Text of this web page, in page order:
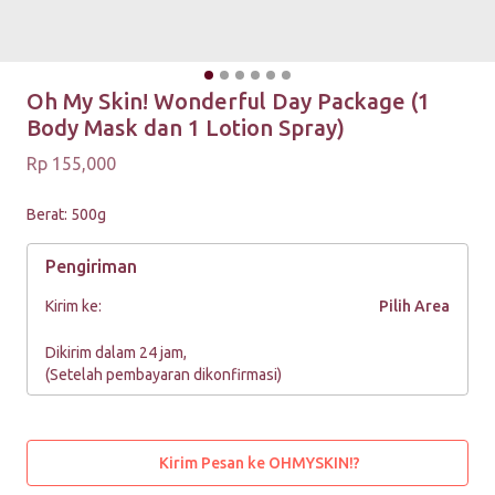
Oh My Skin! Wonderful Day Package (1
Body Mask dan 1 Lotion Spray)
Rp 155,000
Berat: 500g
Pengiriman
Kirim ke: Pilih Area
Dikirim dalam 24 jam,
(Setelah pembayaran dikonfirmasi)
Kirim Pesan ke OHMYSKIN!?